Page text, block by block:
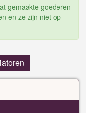
gemaakte goederen
en ze zijn niet op